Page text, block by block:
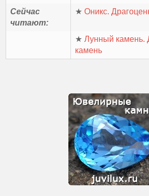
Сейчас
читают:
★Оникс.
★Лунный камень.
камень